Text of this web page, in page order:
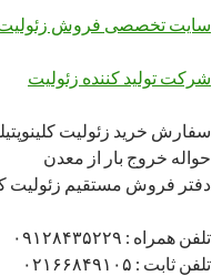
سایت تخصصی فروش
شرکت تولید کننده زئولیت
حواله خروج بار از معدن
دفتر فروش مستقیم زئولیت کلینوپتیلولیت
تلفن همراه : ۰۹۱۲۸۴۳۵۲۲۹
تلفن ثابت : ۰۲۱۶۶۸۴۹۱۰۵